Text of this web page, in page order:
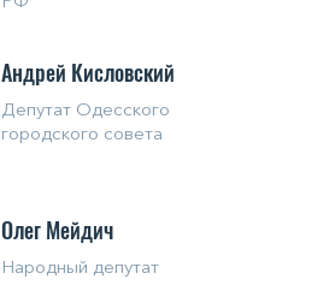
Андрей Кисловский
Депутат Одесского
городского совета
Олег Мейдич
Народный депутат